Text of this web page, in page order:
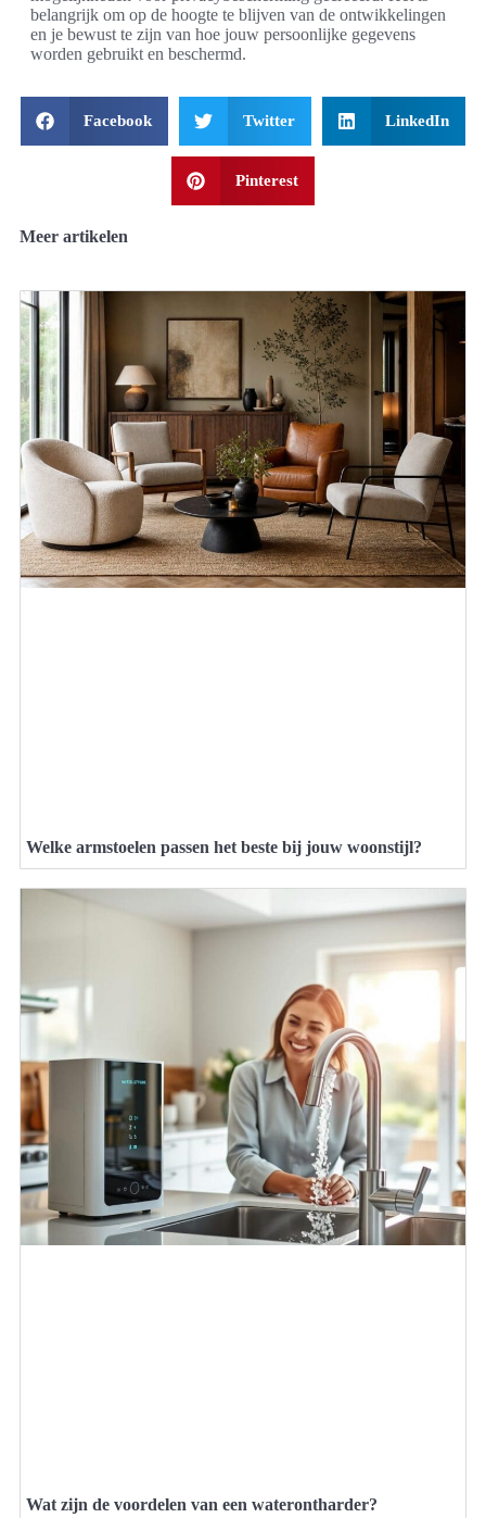
belangrijk om op de hoogte te blijven van de ontwikkelingen
en je bewust te zijn van hoe jouw persoonlijke gegevens
worden gebruikt en beschermd.
Facebook Twitter LinkedIn
Pinterest
Meer artikelen
Welke armstoelen passen het beste bij jouw woonstijl?
Wat zijn de voordelen van een waterontharder?